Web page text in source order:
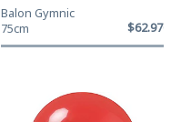
Balon Gymnic
75cm
$62.970